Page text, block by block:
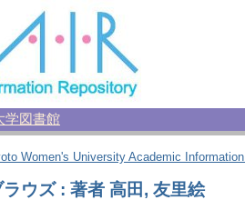
学図書館
Women's University Academic
ラウズ : 著者 高田, 友里絵